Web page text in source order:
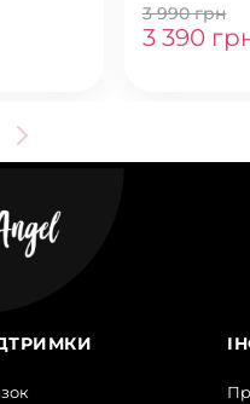
3 990 грн
3 390